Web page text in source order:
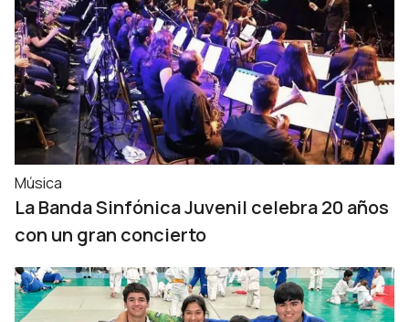
Música
La Banda Sinfónica Juvenil celebra 20 años
con un gran concierto